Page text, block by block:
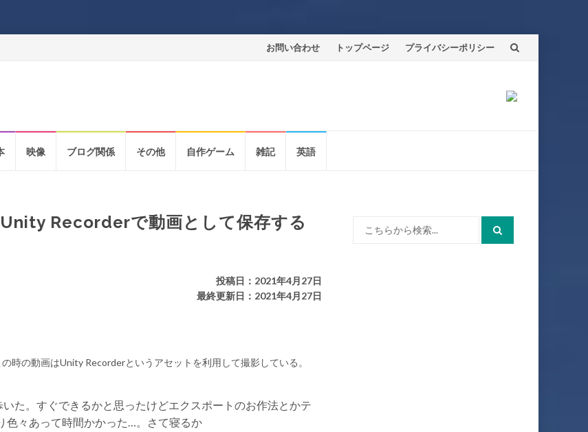
コ
ツ
キ
プ
お問い合わせ トップページ プライバシーポリシー
映像 ブログ関係 その他 自作ゲーム 雑記 英語
Recorderで動画として保存する
投稿日：2021年4月27日
最終更新日：2021年4月27日
の動画はUnity Recorderというアセットを利用して撮影している。
た。すぐできるかと思ったけどエクスポートのお作法とかテ
色々あって時間かかった…。さて寝るか